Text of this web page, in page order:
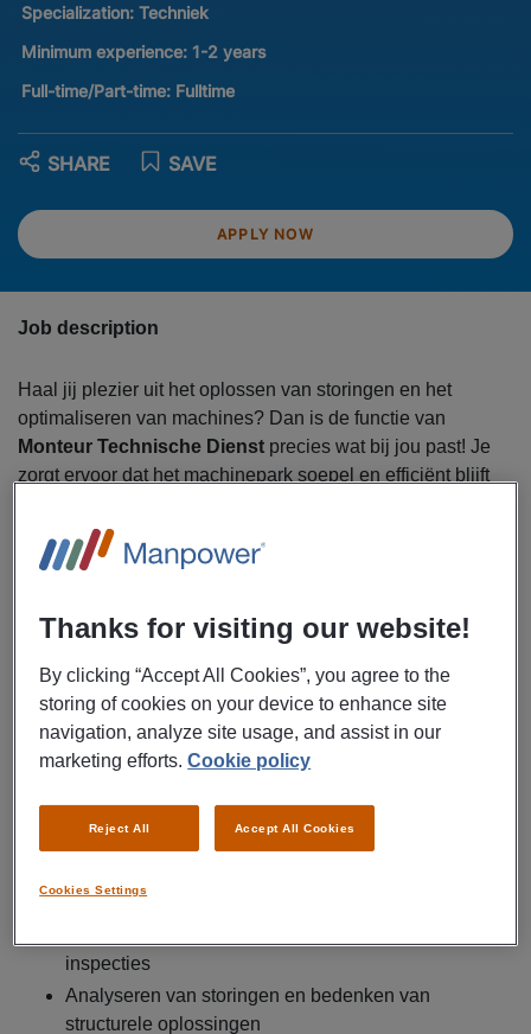
Specialization: Techniek
Minimum experience: 1-2 years
Full-time/Part-time: Fulltime
APPLY NOW
SAVE
SHARE
Job description
Haal jij plezier uit het oplossen van storingen en het
optimaliseren van machines? Dan is de functie van
Monteur Technische Dienst precies wat bij jou past! Je
zorgt ervoor dat het machinepark soepel en efficiënt blijft
per maand,
bij de opdrachtgever. Klaar voor een nieuwe technische
Manpower zoekt een monteur technische dienst voor
een bedrijf in Genemuiden.
Binnen deze functie werk je in een modern productiebedrijf
waar de technische dienst een sleutelrol speelt. Jij zorgt
werkzaamheden bestaan uit:
storingen aan machines, productielijnen en utiliteiten
inspecties
Analyseren van storingen en bedenken van
structurele oplossingen
Thanks for visiting our website!
By clicking “Accept All Cookies”, you agree to the
storing of cookies on your device to enhance site
navigation, analyze site usage, and assist in our
marketing efforts.Cookie policy
Cookies Settings
Reject All Accept All Cookies